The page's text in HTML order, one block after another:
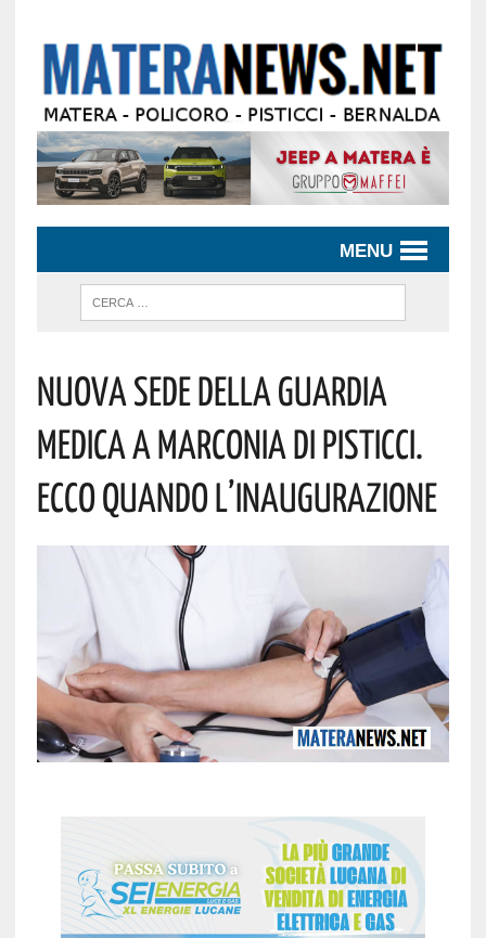
MENU
Nuova Sede Della Guardia
Medica A Marconia Di Pisticci.
Ecco Quando L’inaugurazione